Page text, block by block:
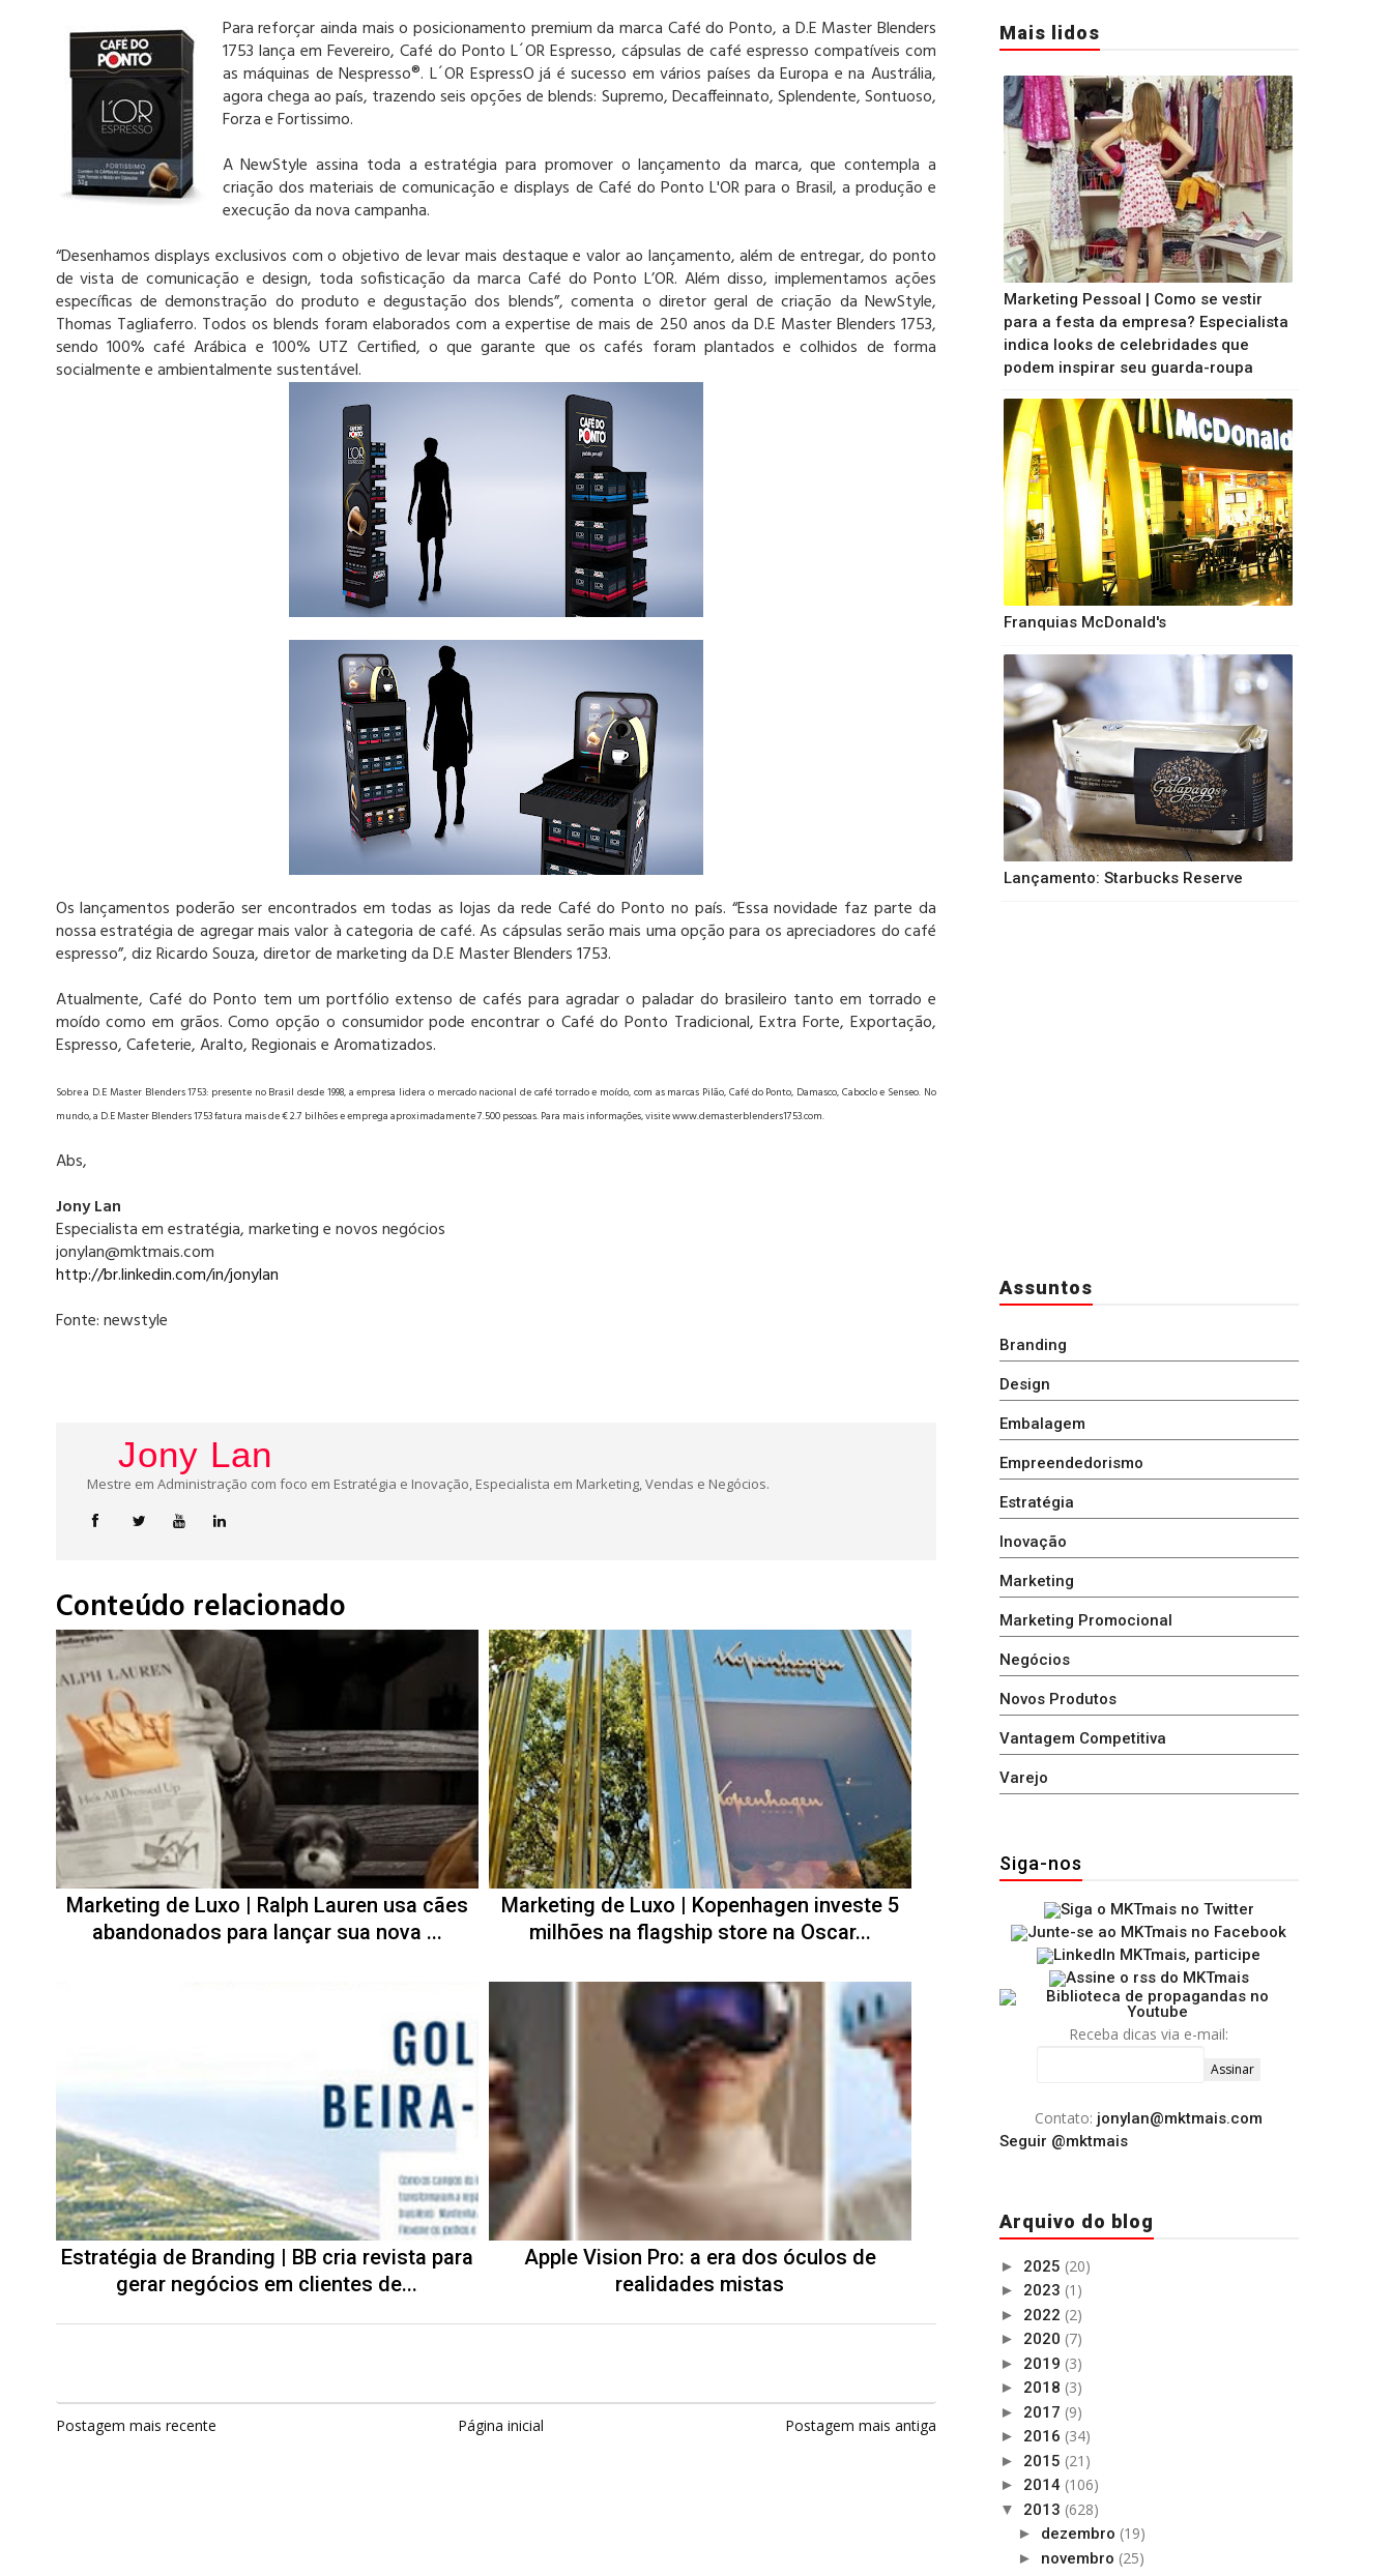
Para reforçar ainda mais o posicionamento premium da marca Café do Ponto, a D.E Master Blenders
1753 lança em Fevereiro, Café do Ponto L´OR Espresso, cápsulas de café espresso compatíveis com
as máquinas de Nespresso®. L´OR EspressO já é sucesso em vários países da Europa e na Austrália,
agora chega ao país, trazendo seis opções de blends: Supremo, Decaffeinnato, Splendente, Sontuoso,
Forza e Fortissimo.
A NewStyle assina toda a estratégia para promover o lançamento da marca, que contempla a
criação dos materiais de comunicação e displays de Café do Ponto L'OR para o Brasil, a produção e
execução da nova campanha.
“Desenhamos displays exclusivos com o objetivo de levar mais destaque e valor ao lançamento, além de entregar, do ponto
de vista de comunicação e design, toda sofisticação da marca Café do Ponto L’OR. Além disso, implementamos ações
específicas de demonstração do produto e degustação dos blends”, comenta o diretor geral de criação da NewStyle,
Thomas Tagliaferro. Todos os blends foram elaborados com a expertise de mais de 250 anos da D.E Master Blenders 1753,
sendo 100% café Arábica e 100% UTZ Certified, o que garante que os cafés foram plantados e colhidos de forma
socialmente e ambientalmente sustentável.
Os lançamentos poderão ser encontrados em todas as lojas da rede Café do Ponto no país. “Essa novidade faz parte da
nossa estratégia de agregar mais valor à categoria de café. As cápsulas serão mais uma opção para os apreciadores do café
espresso”, diz Ricardo Souza, diretor de marketing da D.E Master Blenders 1753.
Atualmente, Café do Ponto tem um portfólio extenso de cafés para agradar o paladar do brasileiro tanto em torrado e
moído como em grãos. Como opção o consumidor pode encontrar o Café do Ponto Tradicional, Extra Forte, Exportação,
Espresso, Cafeterie, Aralto, Regionais e Aromatizados.
Sobre a D.E Master Blenders 1753: presente no Brasil desde 1998, a empresa lidera o mercado nacional de café torrado e moído, com as marcas Pilão, Café do Ponto, Damasco, Caboclo e Senseo. No
mundo, a D.E Master Blenders 1753 fatura mais de € 2.7 bilhões e emprega aproximadamente 7.500 pessoas. Para mais informações, visite www.demasterblenders1753.com.
Abs,
Jony Lan
Especialista em estratégia, marketing e novos negócios
jonylan@mktmais.com
http://br.linkedin.com/in/jonylan
Fonte: newstyle
Jony Lan
Mestre em Administração com foco em Estratégia e Inovação, Especialista em Marketing, Vendas e Negócios.
Conteúdo relacionado
Marketing de Luxo | Ralph Lauren usa cães
abandonados para lançar sua nova ...
Marketing de Luxo | Kopenhagen investe 5
milhões na flagship store na Oscar...
Estratégia de Branding | BB cria revista para
gerar negócios em clientes de...
Apple Vision Pro: a era dos óculos de
realidades mistas
Postagem mais recente Página inicial Postagem mais antiga
Mais lidos
Marketing Pessoal | Como se vestir
para a festa da empresa? Especialista
indica looks de celebridades que
podem inspirar seu guarda-roupa
Franquias McDonald's
Lançamento: Starbucks Reserve
Assuntos
Branding
Design
Embalagem
Empreendedorismo
Estratégia
Inovação
Marketing
Marketing Promocional
Negócios
Novos Produtos
Vantagem Competitiva
Varejo
Siga-nos
Receba dicas via e-mail:
Contato: jonylan@mktmais.com
Seguir @mktmais
Arquivo do blog
► 2025 (20)
► 2023 (1)
► 2022 (2)
► 2020 (7)
► 2019 (3)
► 2018 (3)
► 2017 (9)
► 2016 (34)
► 2015 (21)
► 2014 (106)
▼ 2013 (628)
► dezembro (19)
► novembro (25)